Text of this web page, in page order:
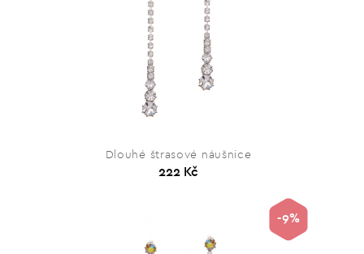
Dlouhé štrasové náušnice
222 Kč
-9%